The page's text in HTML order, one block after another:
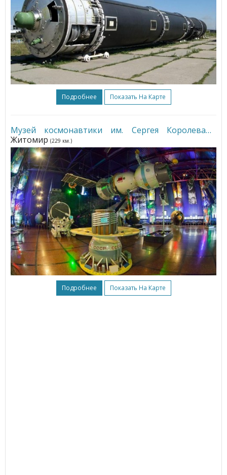
Подробнее Показать На Карте
Музей космонавтики им. Сергея Королева
Житомир (229 км.)
Подробнее Показать На Карте